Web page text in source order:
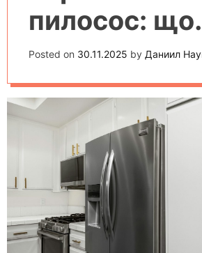
пилосос: що
підходить
для вашого
Posted on 30.11.2025 by Даниил